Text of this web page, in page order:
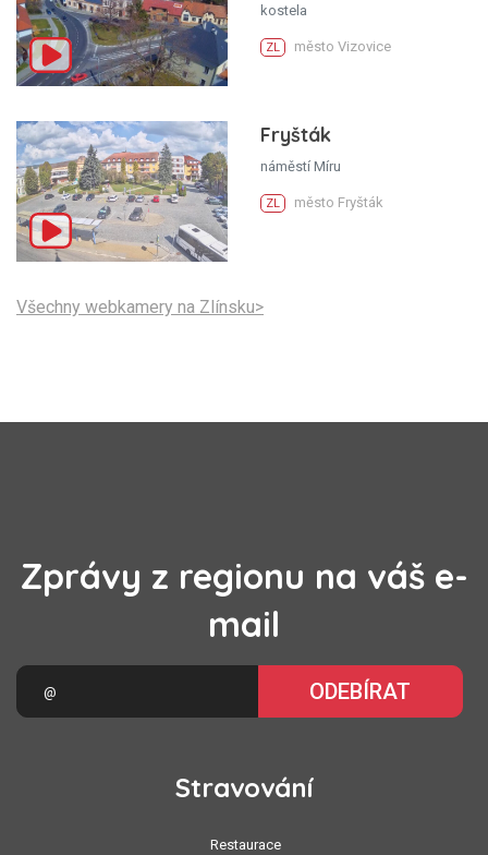
kostela
ZL město Vizovice
Fryšták
náměstí Míru
ZL město Fryšták
Všechny webkamery na Zlínsku>
Zprávy z regionu na váš e-
mail
ODEBÍRAT
Stravování
Restaurace